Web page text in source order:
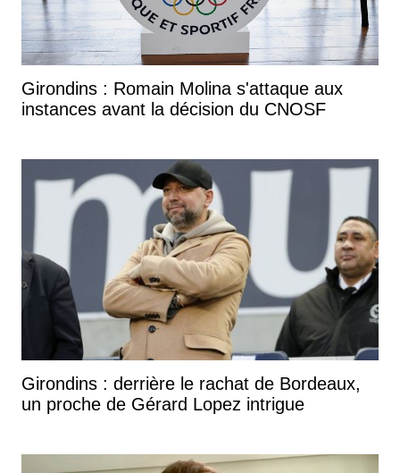
Girondins : Romain Molina s'attaque aux
instances avant la décision du CNOSF
Girondins : derrière le rachat de Bordeaux,
un proche de Gérard Lopez intrigue